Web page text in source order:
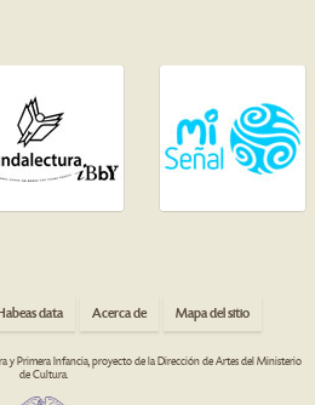
data Acerca de Mapa del sitio
y Primera Infancia, proyecto de la Dirección de Artes del Ministerio
de Cultura.